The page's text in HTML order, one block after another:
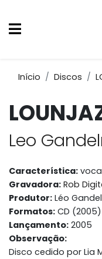
Início Discos
Leo
Característica:
Gravadora: Rob
Produtor: Léo
Formatos: CD (2005)
Lançamento: 2005
Observação:
Disco cedido por Lia